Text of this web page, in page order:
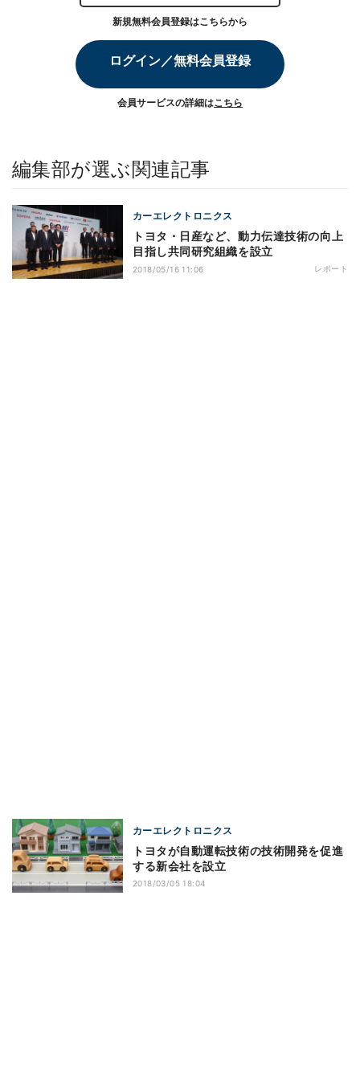
新規無料会員登録はこちらから
ログイン／無料会員登録
会員サービスの詳細はこちら
編集部が選ぶ関連記事
カーエレクトロニクス
トヨタ・日産など、動力伝達技術の向上
目指し共同研究組織を設立
2018/05/16 11:06 レポート
カーエレクトロニクス
トヨタが自動運転技術の技術開発を促進
する新会社を設立
2018/03/05 18:04